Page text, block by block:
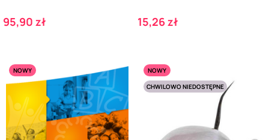
Cena
95,90 zł Cena
15,26 zł
NOWY
NOWY
CHWILOWO NIEDOSTĘPNE